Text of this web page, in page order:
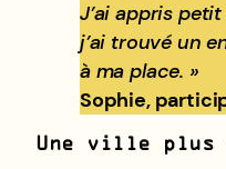
J’ai appris
j’ai trouvé un
à ma place. »
Sophie,
Une ville plus